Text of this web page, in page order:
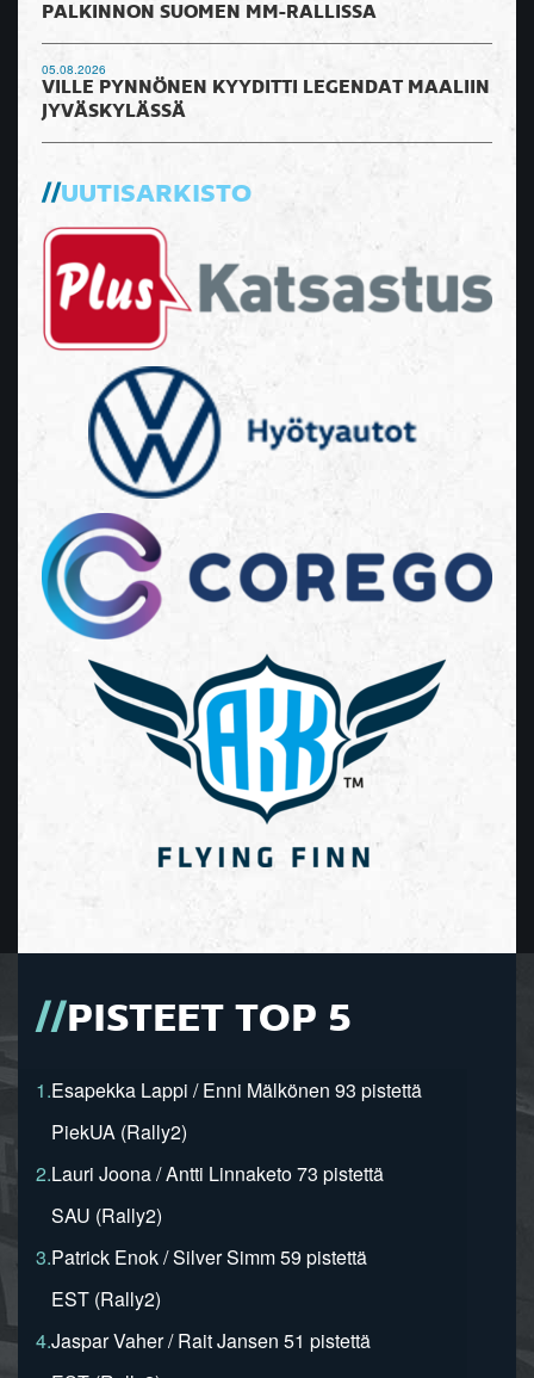
PALKINNON SUOMEN MM-RALLISSA
05.08.2026
VILLE PYNNÖNEN KYYDITTI LEGENDAT MAALIIN
JYVÄSKYLÄSSÄ
UUTISARKISTO
PISTEET TOP 5
1.Esapekka Lappi / Enni Mälkönen 93 pistettä
PiekUA (Rally2)
2.Lauri Joona / Antti Linnaketo 73 pistettä
SAU (Rally2)
3.Patrick Enok / Silver Simm 59 pistettä
EST (Rally2)
4.Jaspar Vaher / Rait Jansen 51 pistettä